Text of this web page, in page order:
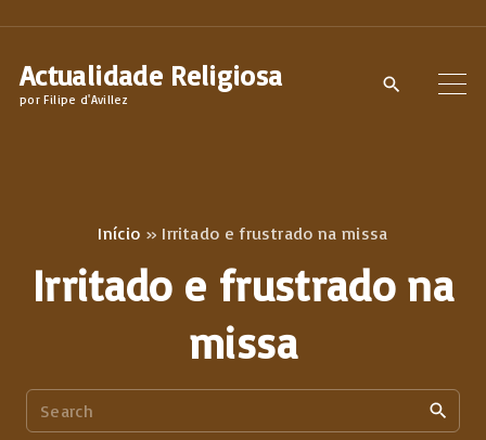
Actualidade Religiosa
por Filipe d'Avillez
Início » Irritado e frustrado na missa
Irritado e frustrado na
missa
e